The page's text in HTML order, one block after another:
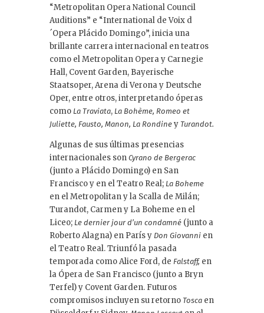
“Metropolitan Opera National Council
Auditions” e “International de Voix d
´Opera Plácido Domingo”, inicia una
brillante carrera internacional en teatros
como el Metropolitan Opera y Carnegie
Hall, Covent Garden, Bayerische
Staatsoper, Arena di Verona y Deutsche
Oper, entre otros, interpretando óperas
como La Traviata, La Bohème, Romeo et
Juliette, Fausto, Manon, La Rondine y Turandot.
Algunas de sus últimas presencias
internacionales son Cyrano de Bergerac
(junto a Plácido Domingo) en San
Francisco y en el Teatro Real; La Boheme
en el Metropolitan y la Scalla de Milán;
Turandot, Carmen y La Boheme en el
Liceo; Le dernier jour d’un condamné (junto a
Roberto Alagna) en París y Don Giovanni en
el Teatro Real. Triunfó la pasada
temporada como Alice Ford, de Falstaff, en
la Ópera de San Francisco (junto a Bryn
Terfel) y Covent Garden. Futuros
compromisos incluyen su retorno Tosca en